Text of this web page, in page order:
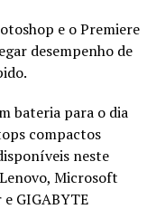
e o Premiere
desempenho de
bateria para o dia
compactos
neste
Microsoft
GIGABYTE